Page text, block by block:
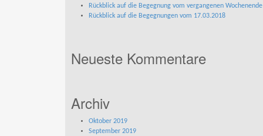
Rückblick auf die Begegnung vom vergangenen
Rückblick auf die Begegnungen vom 17.03.2018
Neueste Kommentare
Archiv
Oktober 2019
September 2019